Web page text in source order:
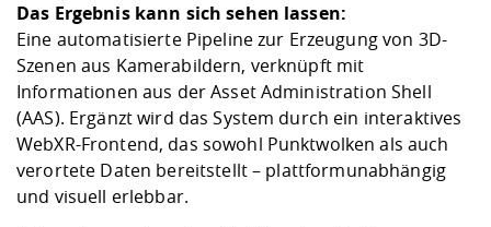
Das Ergebnis kann sich sehen lassen:
Eine automatisierte Pipeline zur Erzeugung von 3D-
Szenen aus Kamerabildern, verknüpft mit
Informationen aus der Asset Administration Shell
(AAS). Ergänzt wird das System durch ein interaktives
WebXR-Frontend, das sowohl Punktwolken als auch
verortete Daten bereitstellt – plattformunabhängig
und visuell erlebbar.